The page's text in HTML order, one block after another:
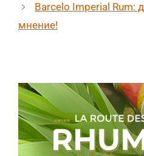
Barcelo Imperial Rum:
мнение!